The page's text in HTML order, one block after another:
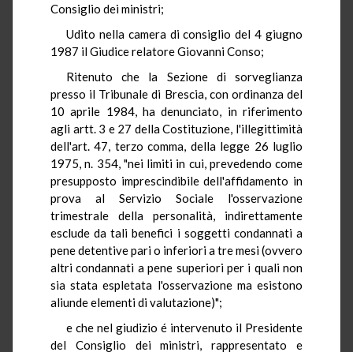
Consiglio dei ministri;
Udito nella camera di consiglio del 4 giugno
1987 il Giudice relatore Giovanni Conso;
Ritenuto che la Sezione di sorveglianza
presso il Tribunale di Brescia, con ordinanza del
10 aprile 1984, ha denunciato, in riferimento
agli artt. 3 e 27 della Costituzione, l'illegittimità
dell'art. 47, terzo comma, della legge 26 luglio
1975, n. 354, "nei limiti in cui, prevedendo come
presupposto imprescindibile dell'affidamento in
prova al Servizio Sociale l'osservazione
trimestrale della personalità, indirettamente
esclude da tali benefici i soggetti condannati a
pene detentive pari o inferiori a tre mesi (ovvero
altri condannati a pene superiori per i quali non
sia stata espletata l'osservazione ma esistono
aliunde elementi di valutazione)";
e che nel giudizio é intervenuto il Presidente
del Consiglio dei ministri, rappresentato e